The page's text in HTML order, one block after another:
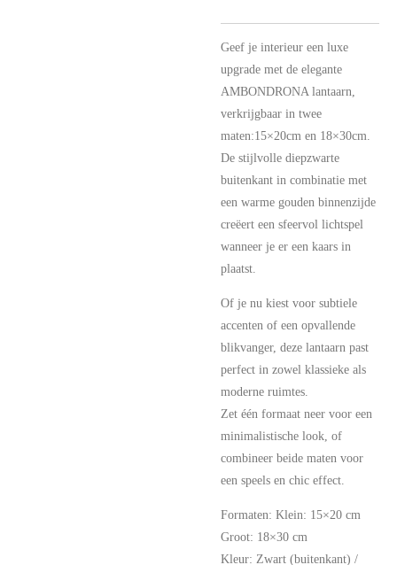
Geef je interieur een luxe
upgrade met de elegante
AMBONDRONA lantaarn,
verkrijgbaar in twee
maten:15×20cm en 18×30cm.
De stijlvolle diepzwarte
buitenkant in combinatie met
een warme gouden binnenzijde
creëert een sfeervol lichtspel
wanneer je er een kaars in
plaatst.
Of je nu kiest voor subtiele
accenten of een opvallende
blikvanger, deze lantaarn past
perfect in zowel klassieke als
moderne ruimtes.
Zet één formaat neer voor een
minimalistische look, of
combineer beide maten voor
een speels en chic effect.
Formaten: Klein: 15×20 cm
Groot: 18×30 cm
Kleur: Zwart (buitenkant) /